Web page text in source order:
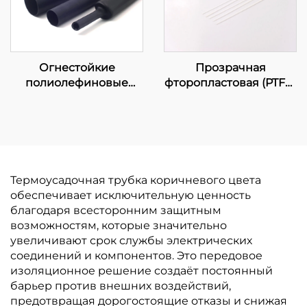
Огнестойкие
полиолефиновые
Прозрачная
фторопластовая (PTFE)
Термоусадочная трубка коричневого цвета
обеспечивает исключительную ценность
благодаря всесторонним защитным
возможностям, которые значительно
увеличивают срок службы электрических
соединений и компонентов. Это передовое
изоляционное решение создаёт постоянный
барьер против внешних воздействий,
предотвращая дорогостоящие отказы и снижая